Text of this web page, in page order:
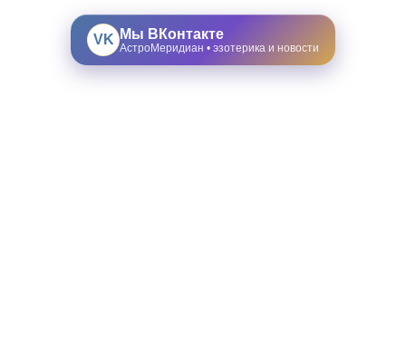
VK Мы ВКонтакте
АстроМеридиан • эзотерика и новости